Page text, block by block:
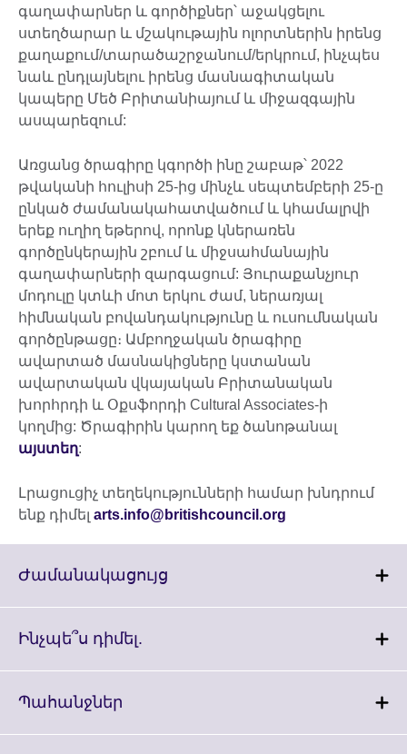
գաղափարներ և գործիքներ՝ աջակցելու
ստեղծարար և մշակութային ոլորտներին իրենց
քաղաքում/տարածաշրջանում/երկրում, ինչպես
նաև ընդլայնելու իրենց մասնագիտական
կապերը Մեծ Բրիտանիայում և միջազգային
ասպարեզում:
Առցանց ծրագիրը կգործի ինը շաբաթ՝ 2022
թվականի հուլիսի 25-ից մինչև սեպտեմբերի 25-ը
ընկած ժամանակահատվածում և կհամալրվի
երեք ուղիղ եթերով, որոնք կներառեն
գործընկերային շբում և միջսահմանային
գաղափարների զարգացում: Յուրաքանչյուր
մոդուլը կտևի մոտ երկու ժամ, ներառյալ
հիմնական բովանդակությունը և ուսումնական
գործընթացը։ Ամբողջական ծրագիրը
ավարտած մասնակիցները կստանան
ավարտական ​​վկայական Բրիտանական
խորհրդի և Օքսֆորդի Cultural Associates-ի
կողմից: Ծրագիրին կարող եք ծանոթանալ
այստեղ:
Լրացուցիչ տեղեկությունների համար խնդրում
ենք դիմել arts.info@britishcouncil.org
Ժամանակացույց
Ինչպե՞ս դիմել.
Պահանջներ